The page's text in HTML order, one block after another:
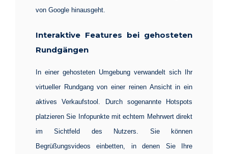
von Google hinausgeht.
Interaktive Features bei gehosteten
Rundgängen
In einer gehosteten Umgebung verwandelt sich Ihr
virtueller Rundgang von einer reinen Ansicht in ein
aktives Verkaufstool. Durch sogenannte Hotspots
platzieren Sie Infopunkte mit echtem Mehrwert direkt
im Sichtfeld des Nutzers. Sie können
Begrüßungsvideos einbetten, in denen Sie Ihre